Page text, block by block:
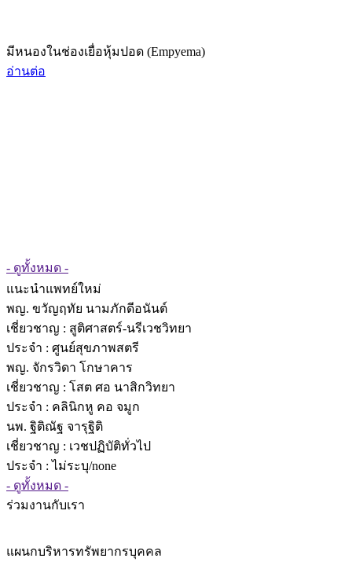
มีหนองในช่องเยื่อหุ้มปอด (Empyema)
อ่านต่อ
- ดูทั้งหมด -
แนะนำแพทย์ใหม่
พญ. ขวัญฤทัย นามภักดีอนันต์
เชี่ยวชาญ : สูติศาสตร์-นรีเวชวิทยา
ประจำ : ศูนย์สุขภาพสตรี
พญ. จักรวิดา โกษาคาร
เชี่ยวชาญ : โสต ศอ นาสิกวิทยา
ประจำ : คลินิกหู คอ จมูก
นพ. ฐิติณัฐ จารุฐิติ
เชี่ยวชาญ : เวชปฏิบัติทั่วไป
ประจำ : ไม่ระบุ/none
- ดูทั้งหมด -
ร่วมงานกับเรา
แผนกบริหารทรัพยากรบุคคล